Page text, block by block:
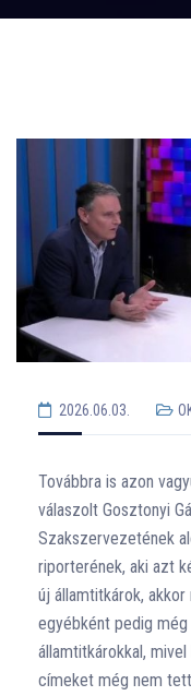
2026.06.03.
Továbbra is azon
válaszolt Gosztonyi
Szakszervezetének
riporterének, aki azt
új államtitkárok,
egyébként pedig
államtitkárokkal,
címeket még nem